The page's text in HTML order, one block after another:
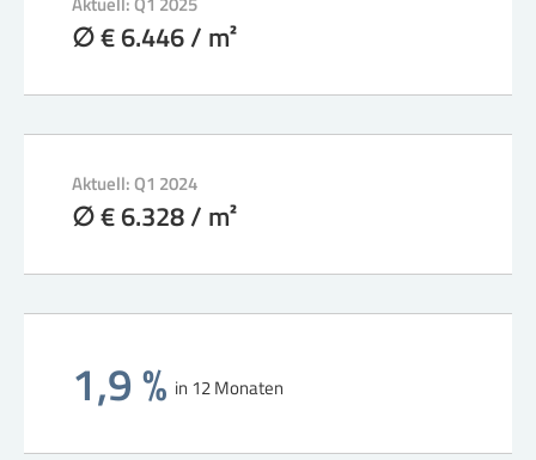
∅ € 6.446 / m²
Aktuell: Q1 2024
∅ € 6.328 / m²
1,9 % in 12 Monaten